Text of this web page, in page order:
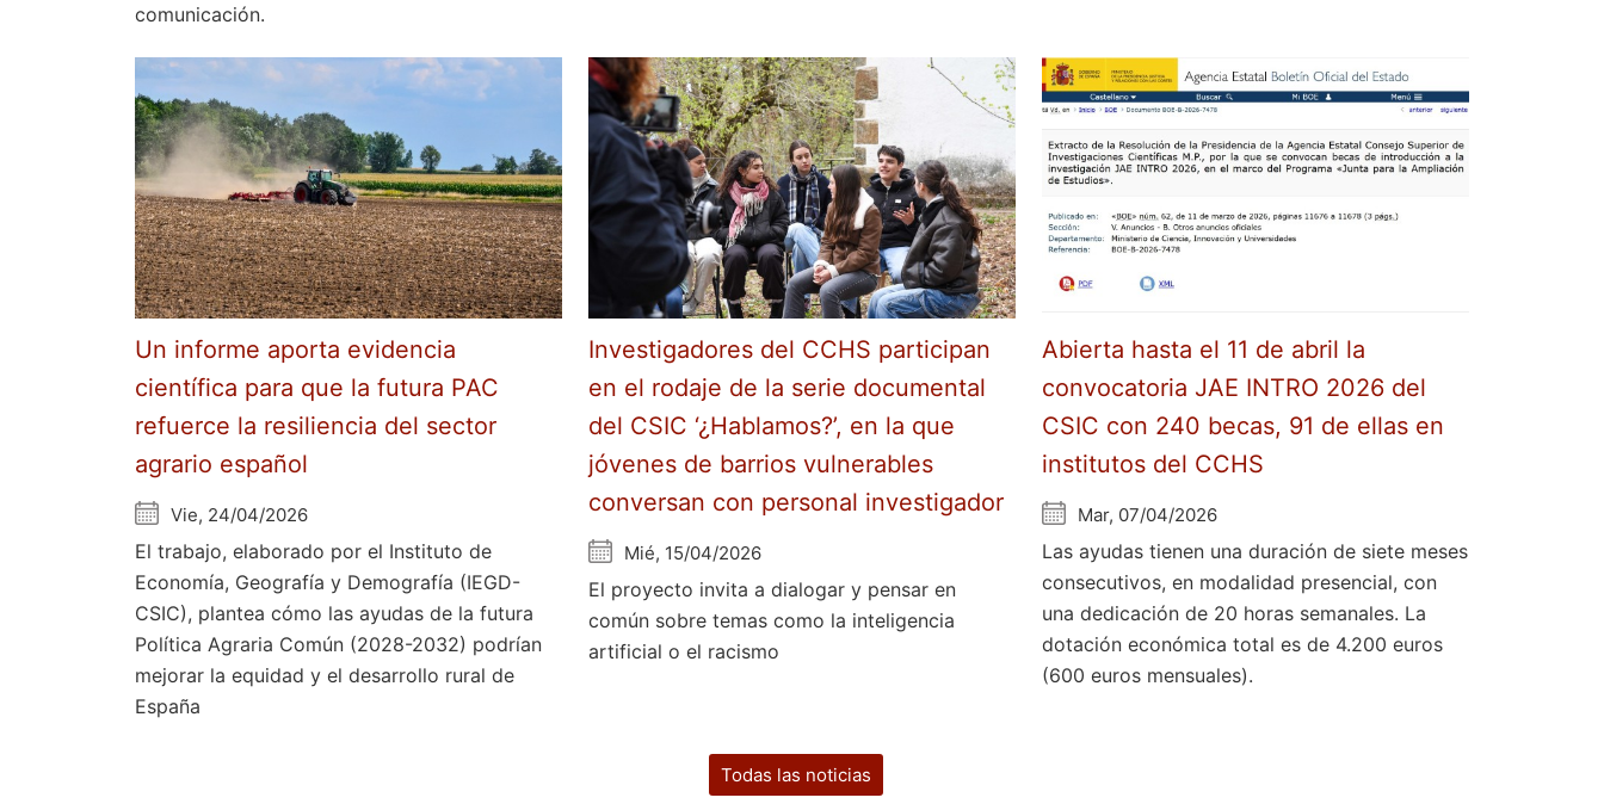
comunicación.
Un informe aporta evidencia
científica para que la futura PAC
refuerce la resiliencia del sector
agrario español
Vie, 24/04/2026
El trabajo, elaborado por el Instituto de
Economía, Geografía y Demografía (IEGD-
CSIC), plantea cómo las ayudas de la futura
Política Agraria Común (2028-2032) podrían
mejorar la equidad y el desarrollo rural de
España
Investigadores del CCHS participan
en el rodaje de la serie documental
del CSIC ‘¿Hablamos?’, en la que
jóvenes de barrios vulnerables
conversan con personal investigador
Mié, 15/04/2026
El proyecto invita a dialogar y pensar en
común sobre temas como la inteligencia
artificial o el racismo
Abierta hasta el 11 de abril la
convocatoria JAE INTRO 2026 del
CSIC con 240 becas, 91 de ellas en
institutos del CCHS
Mar, 07/04/2026
Las ayudas tienen una duración de siete meses
consecutivos, en modalidad presencial, con
una dedicación de 20 horas semanales. La
dotación económica total es de 4.200 euros
(600 euros mensuales).
Todas las noticias